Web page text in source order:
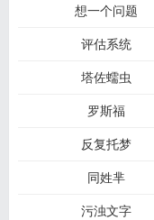
想一个问题
评估系统
塔佐蠕虫
罗斯福
反复托梦
同姓芈
污浊文字